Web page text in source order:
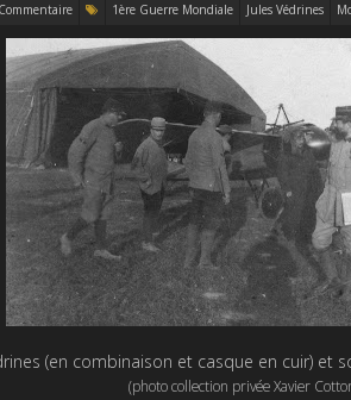
1ère Guerre Mondiale Jules Védrines
(en combinaison et casque en cuir) et
(photo collection privée Xavier